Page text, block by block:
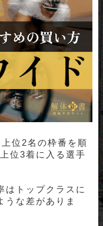
位2名の枠番を順
位3着に入る選手
はトップクラスに
うな差がありま